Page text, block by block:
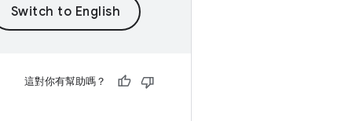
這對你有幫助嗎？